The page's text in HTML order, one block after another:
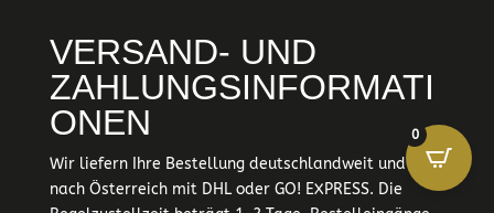
VERSAND- UND
ZAHLUNGSINFORMATI
ONEN
Wir liefern Ihre Bestellung deutschlandweit und
nach Österreich mit DHL oder GO! EXPRESS. Die
0